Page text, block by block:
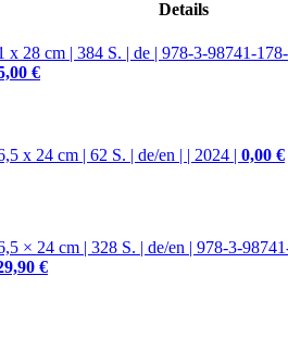
Details
x 28 cm | 384 S. | de | 978-3-98741-
€
x 24 cm | 62 S. | de/en | | 2024 | 0,00 €
× 24 cm | 328 S. | de/en | 978-3-
€